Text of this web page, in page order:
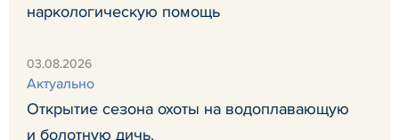
наркологическую помощь
03.08.2026
Актуально
Открытие сезона охоты на водоплавающую
и болотную дичь.